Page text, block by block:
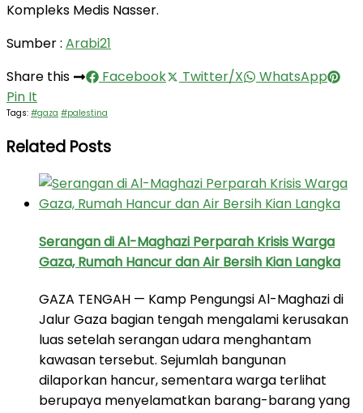
Kompleks Medis Nasser.
Sumber : Arabi21
Share this
Facebook Twitter/X
WhatsApp
Pin It
Tags: #gaza #palestina
Related Posts
Serangan di Al-Maghazi Perparah Krisis Warga
Gaza, Rumah Hancur dan Air Bersih Kian Langka
GAZA TENGAH — Kamp Pengungsi Al-Maghazi di
Jalur Gaza bagian tengah mengalami kerusakan
luas setelah serangan udara menghantam
kawasan tersebut. Sejumlah bangunan
dilaporkan hancur, sementara warga terlihat
berupaya menyelamatkan barang-barang yang